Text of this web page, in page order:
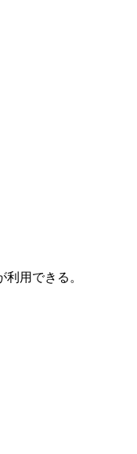
用できる。